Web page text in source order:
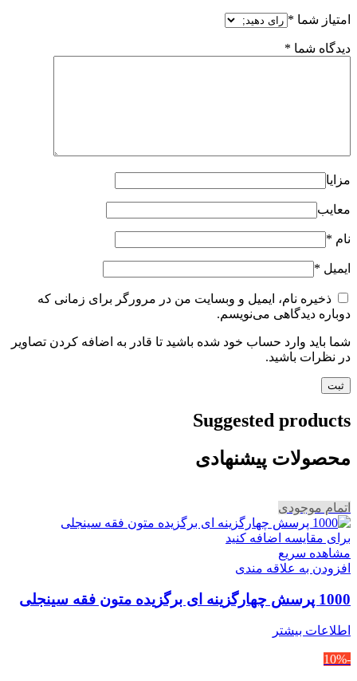
امتیاز شما *
دیدگاه شما *
مزایا
معایب
نام *
ایمیل *
ذخیره نام، ایمیل و وبسایت من در مرورگر برای زمانی که
دوباره دیدگاهی می‌نویسم.
شما باید وارد حساب خود شده باشید تا قادر به اضافه کردن تصاویر
در نظرات باشید.
Suggested products
محصولات پیشنهادی
اتمام موجودی
برای مقایسه اضافه کنید
مشاهده سریع
افزودن به علاقه مندی
1000 پرسش چهارگزینه ای برگزیده متون فقه سینجلی
اطلاعات بیشتر
-10%